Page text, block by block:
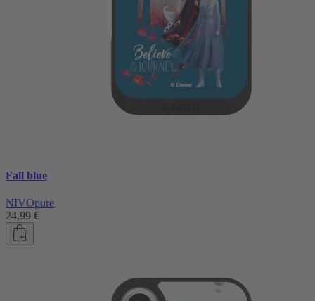
Fall blue
NIVOpure
24,99 €